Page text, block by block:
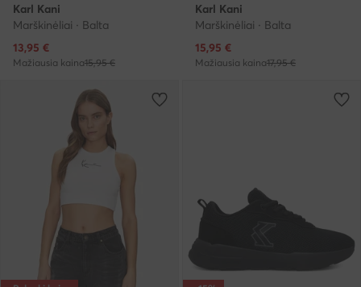
Karl Kani
Marškinėliai · Balta
Dabartinė kaina
13,95 €
Mažiausia kaina15,95 €
Karl Kani
Marškinėliai · Balta
Dabartinė kaina
15,95 €
Mažiausia kaina17,95 €